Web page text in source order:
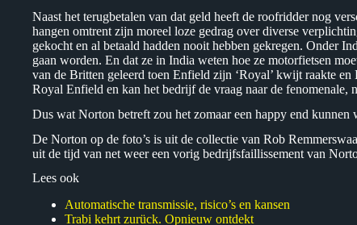
Naast het terugbetalen van dat geld heeft de roofridder nog
hangen omtrent zijn moreel loze gedrag over diverse
gekocht en al betaald hadden nooit hebben gekregen. Onder
gaan worden. En dat ze in India weten hoe ze motorfietsen
van de Britten geleerd toen Enfield zijn ‘Royal’ kwijt raakte
Royal Enfield en kan het bedrijf de vraag naar de fenomenale,
Dus wat Norton betreft zou het zomaar een happy end kunnen
De Norton op de foto’s is uit de collectie van Rob
uit de tijd van net weer een vorig bedrijfsfaillissement van
Lees ook
Automatische transmissie, risico’s en kansen
Trabi kehrt zurück. Opnieuw ontdekt